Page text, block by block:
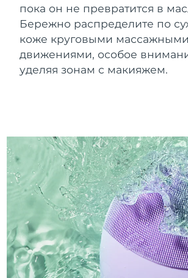
пока он не превратится в
Бережно распределите по
коже круговыми массажными
движениями, особое
уделяя зонам с макияжем.